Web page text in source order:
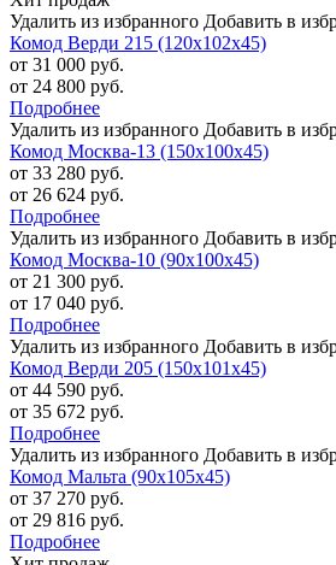
Удалить из избранного Добавить в
Комод Верди 215 (120х102х45)
от 31 000 руб.
от 24 800 руб.
Подробнее
Удалить из избранного Добавить в
Комод Москва-13 (150х100х45)
от 33 280 руб.
от 26 624 руб.
Подробнее
Удалить из избранного Добавить в
Комод Москва-10 (90х100х45)
от 21 300 руб.
от 17 040 руб.
Подробнее
Удалить из избранного Добавить в
Комод Верди 205 (150х101х45)
от 44 590 руб.
от 35 672 руб.
Подробнее
Удалить из избранного Добавить в
Комод Мальта (90х105х45)
от 37 270 руб.
от 29 816 руб.
Подробнее